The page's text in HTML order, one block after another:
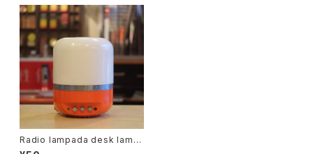
Radio lampada desk lamp
by Adriano Rampoldi for E